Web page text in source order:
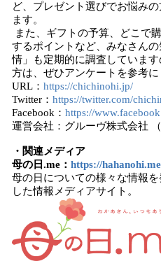
ど、プレゼント選びでお悩み
ます。
また、ギフトの予算、どこで
するポイントなど、みなさん
情」も定期的に調査していま
方は、ぜひアンケートを参考に
URL： https://chichinohi.jp/
Twitter： https://twitter.com/
Facebook： https://
運営会社：グルーヴ株式会社 （
・関連メディア
母の日.me： https://
母の日についての様々な情報
した情報メディアサイト。